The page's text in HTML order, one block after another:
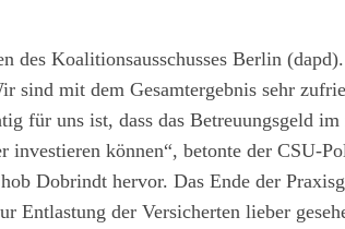
Berlin
mit dem Gesamtergebnis sehr
für uns ist, dass das Betreuungsgeld
investieren können“, betonte der CSU-
Dobrindt hervor. Das Ende der
Entlastung der Versicherten lieber